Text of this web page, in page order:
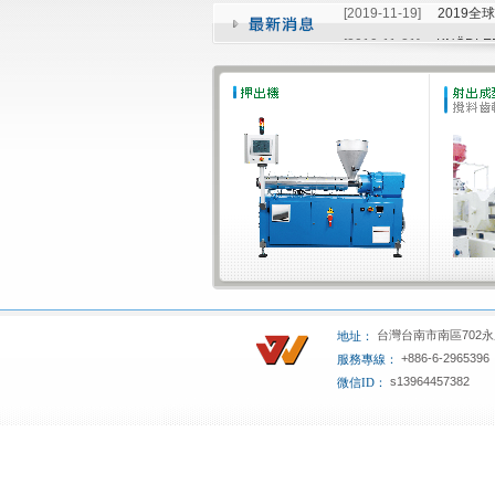
[2019-11-19]
2019全
[2019-11-21]
[2019-11-19]
2019全
地址：
台灣台南市南區702
服務專線：
+886-6-2965396
微信ID：
s13964457382